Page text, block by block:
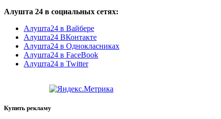
Алушта 24 в социальных сетях:
Алушта24 в Вайбере
Алушта24 ВКонтакте
Алушта24 в Однокласниках
Алушта24 в FaceBook
Алушта24 в Twitter
Купить рекламу